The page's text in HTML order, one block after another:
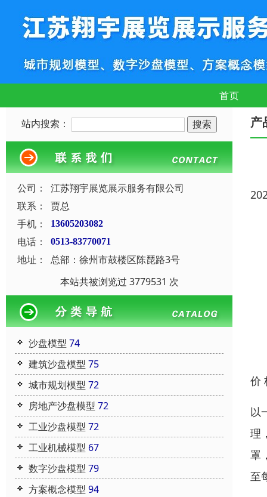
首页
站内搜索：
公司：
江苏翔宇展览展示服务有限公司
联系：
贾总
手机：
13605203082
电话： 0513-83770071
地址：
总部：徐州市鼓楼区陈琵路3号
本站共被浏览过 3779531 次
沙盘模型 74
建筑沙盘模型 75
城市规划模型 72
房地产沙盘模型 72
工业沙盘模型 72
工业机械模型 67
数字沙盘模型 79
方案概念模型 94
产
价
以
理
罩
至